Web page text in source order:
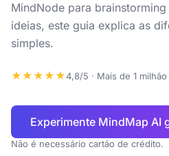
MindNode para
ideias, este guia explica as
simples.
★★★★★4,8/5 · Mais de 1
Experimente MindMap AI
Não é necessário cartão de crédito.